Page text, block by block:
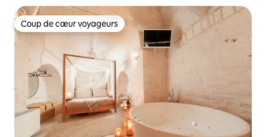
Coup de cœur voyageurs
Coup de cœur voyageurs